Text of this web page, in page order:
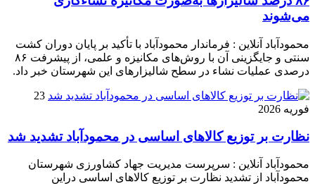
می‌شوند
محمودآباد آنلاین : فرماندار محمودآباد با تأکید بر پایان دوران کشت
سنتی و جایگزینی آن با روش‌های مکانیزه و علمی، از پیشرفت ۸۶
درصدی عملیات نشاء در سطح شالیزارهای این شهرستان خبر داد.
23
فوریه 2026
نظارت بر توزیع کالا‌های اساسی در محمودآباد تشدید شد
محمودآباد آنلاین : سرپرست مدیریت جهاد کشاورزی شهرستان
محمودآباد از تشدید نظارت بر توزیع کالا‌های اساسی دراین